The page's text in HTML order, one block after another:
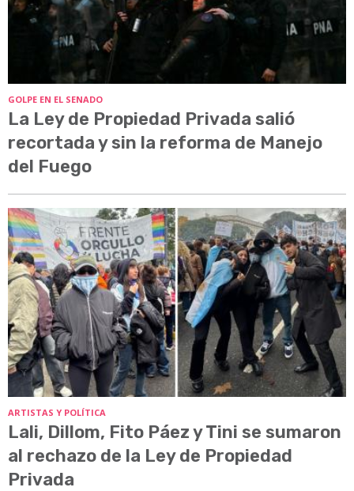
GOLPE EN EL SENADO
La Ley de Propiedad Privada salió
recortada y sin la reforma de Manejo
del Fuego
ARTISTAS Y POLÍTICA
Lali, Dillom, Fito Páez y Tini se sumaron
al rechazo de la Ley de Propiedad
Privada